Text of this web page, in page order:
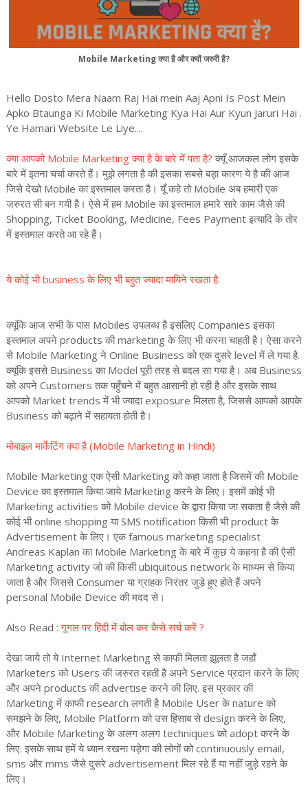
Mobile Marketing क्या है और क्यों जरुरी है?
Hello Dosto Mera Naam Raj Hai mein Aaj Apni Is Post Mein
Apko Btaunga Ki Mobile Marketing Kya Hai Aur Kyun Jaruri Hai .
Ye Hamari Website Le Liye....
क्या आपको Mobile Marketing क्या है के बारे में पता है? क्यूँ आजकल लोग इसके
बारे में इतना चर्चा करते हैं। मुझे लगता है की इसका सबसे बड़ा कारण ये है की आज
जिसे देखो Mobile का इस्तमाल करता है। यूँ कहे तो Mobile अब हमारी एक
जरुरत सी बन गयी है। ऐसे में हम Mobile का इस्तमाल हमारे सारे काम जैसे की
Shopping, Ticket Booking, Medicine, Fees Payment इत्यादि के तोर
में इस्तमाल करते आ रहे हैं।
ये कोई भी business के लिए भी बहुत ज्यादा मायिने रखता है.
क्यूंकि आज सभी के पास Mobiles उपलब्ध है इसलिए Companies इसका
इस्तमाल अपने products की marketing के लिए भी करना चाहती है। ऐसा करने
से Mobile Marketing ने Online Business को एक दुसरे level में ले गया है.
क्यूंकि इससे Business का Model पूरी तरह से बदल सा गया है। अब Business
को अपने Customers तक पहुँचने में बहुत आसानी हो रही है और इसके साथ
आपको Market trends में भी ज्यादा exposure मिलता है, जिससे आपको आपके
Business को बढ़ाने में सहायता होती है।
मोबाइल मार्केटिंग क्या है (Mobile Marketing in Hindi)
Mobile Marketing एक ऐसी Marketing को कहा जाता है जिसमें की Mobile
Device का इस्तमाल किया जाये Marketing करने के लिए। इसमें कोई भी
Marketing activities को Mobile device के द्वारा किया जा सकता है जैसे की
कोई भी online shopping या SMS notification किसी भी product के
Advertisement के लिए। एक famous marketing specialist
Andreas Kaplan का Mobile Marketing के बारे में कुछ ये कहना है की ऐसी
Marketing activity जो की किसी ubiquitous network के माध्यम से किया
जाता है और जिससे Consumer या ग्राहक निरंतर जुड़े हुए होते हैं अपने
personal Mobile Device की मदद से।
Also Read :गूगल पर हिंदी में बोल कर कैसे सर्च करें ?
देखा जाये तो ये Internet Marketing से काफी मिलता झूलता है जहाँ
Marketers को Users की जरुरत रहती है अपने Service प्रदान करने के लिए
और अपने products की advertise करने की लिए. इस प्रकार की
Marketing में काफी research लगती है Mobile User के nature को
समझने के लिए, Mobile Platform को उस हिसाब से design करने के लिए,
और Mobile Marketing के अलग अलग techniques को adopt करने के
लिए. इसके साथ हमें ये ध्यान रखना पड़ेगा की लोगों को continuously email,
sms और mms जैसे दुसरे advertisement मिल रहे हैं या नहीं जुड़े रहने के
लिए।